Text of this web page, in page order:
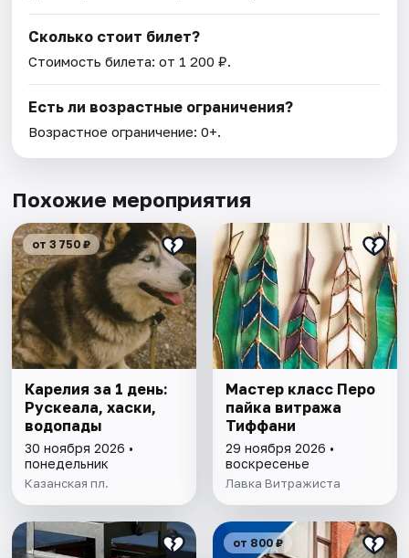
Сколько стоит билет?
Стоимость билета: от 1 200 ₽.
Есть ли возрастные ограничения?
Возрастное ограничение: 0+.
Похожие мероприятия
от 3 750 ₽
Карелия за 1 день:
Рускеала, хаски,
водопады
30 ноября 2026 •
понедельник
Казанская пл.
Мастер класс Перо
пайка витража
Тиффани
29 ноября 2026 •
воскресенье
Лавка Витражиста
от 800 ₽